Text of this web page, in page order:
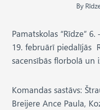
By
Pamatskolas “Rīdze”
19. februārī piedalījās
sacensībās florbolā un
Komandas sastāvs:
Breijere Ance Paula,